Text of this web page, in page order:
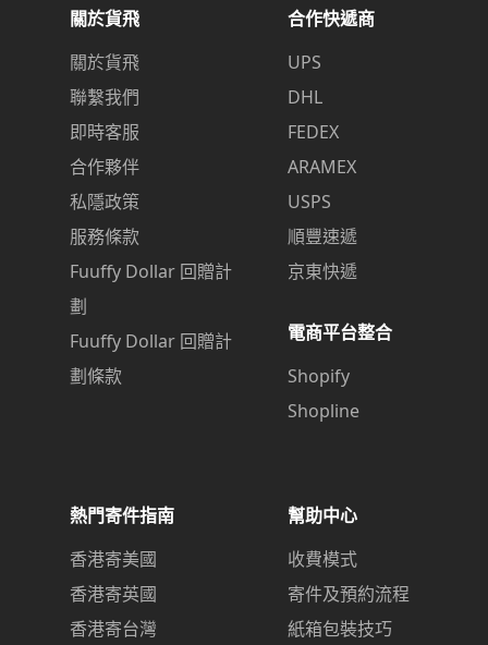
關於貨飛
關於貨飛
聯繫我們
即時客服
合作夥伴
私隱政策
服務條款
Fuuffy Dollar 回贈計
劃
Fuuffy Dollar 回贈計
劃條款
合作快遞商
UPS
DHL
FEDEX
ARAMEX
USPS
順豐速遞
京東快遞
電商平台整合
Shopify
Shopline
熱門寄件指南
香港寄美國
香港寄英國
香港寄台灣
幫助中心
收費模式
寄件及預約流程
紙箱包裝技巧